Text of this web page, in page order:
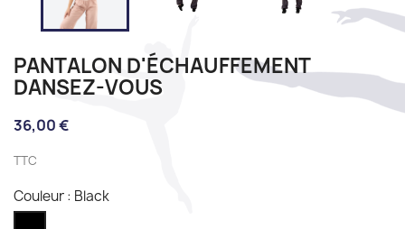
PANTALON D'ÉCHAUFFEMENT
DANSEZ-VOUS
36,00 €
TTC
Couleur : Black